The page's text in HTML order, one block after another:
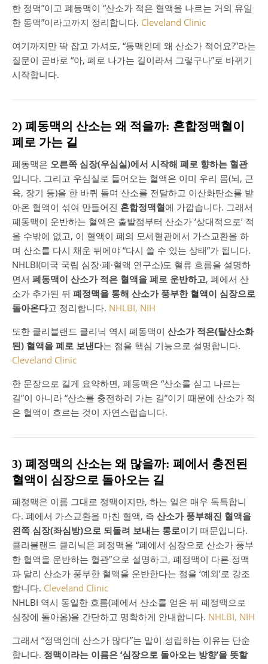
한 정맥”이고 폐동맥이 “산소가 적은 혈액을 나르는 거의 유일
한 동맥”이라고까지 정리합니다. Cleveland Clinic
여기까지만 딱 잡고 가셔도, “동맥인데 왜 산소가 적어요?”라는
질문이 곧바로 “아, 폐로 나가는 길이라서 그렇구나”로 바뀌기
시작합니다.
2) 폐동맥의 산소는 왜 적을까: 혼합정맥혈이
폐로 가는 길
폐동맥은 오른쪽 심장(우심실)에서 시작해 폐로 향하는 혈관
입니다. 그리고 우심실로 들어오는 혈액은 이미 우리 몸(뇌, 근
육, 장기 등)을 한 바퀴 돌며 산소를 전달하고 이산화탄소를 받
아온 혈액이 섞여 만들어진 혼합정맥혈에 가깝습니다. 그래서
폐동맥이 운반하는 혈액은 출발점부터 산소가 ‘상대적으로’ 적
을 수밖에 없고, 이 혈액이 폐의 모세혈관에서 가스교환을 하
며 산소를 다시 채운 뒤에야 “다시 쓸 수 있는 상태”가 됩니다.
NHLBI(미국 국립 심장·폐·혈액 연구소)도 혈류 흐름을 설명하
면서 폐동맥이 산소가 적은 혈액을 폐로 운반하고, 폐에서 산
소가 추가된 뒤 폐정맥을 통해 산소가 풍부한 혈액이 심장으로
돌아온다고 정리합니다. NHLBI, NIH
또한 클리블랜드 클리닉 역시 폐동맥이 산소가 적은(탈산소화
된) 혈액을 폐로 보낸다는 점을 핵심 기능으로 설명합니다.
Cleveland Clinic
한 문장으로 길게 요약하면, 폐동맥은 “산소를 싣고 나르는
길”이 아니라 “산소를 충전하러 가는 길”이기 때문에 산소가 적
은 혈액이 흐르는 것이 자연스럽습니다.
3) 폐정맥의 산소는 왜 많을까: 폐에서 충전된
혈액이 심장으로 돌아오는 길
폐정맥은 이름 그대로 정맥이지만, 하는 일은 매우 독특합니
다. 폐에서 가스교환을 마친 혈액, 즉 산소가 풍부해진 혈액을
왼쪽 심장(좌심방)으로 되돌려 보내는 통로이기 때문입니다.
클리블랜드 클리닉은 폐정맥을 “폐에서 심장으로 산소가 풍부
한 혈액을 운반하는 혈관”으로 설명하고, 폐정맥이 다른 정맥
과 달리 산소가 풍부한 혈액을 운반한다는 점을 ‘예외’로 강조
합니다. Cleveland Clinic
NHLBI 역시 동일한 흐름(폐에서 산소를 얻은 뒤 폐정맥으로
심장에 돌아옴)을 간단하고 명확하게 안내합니다. NHLBI, NIH
그래서 “정맥인데 산소가 많다”는 말이 성립하는 이유는 단순
합니다. 정맥이라는 이름은 ‘심장으로 돌아오는 방향’을 뜻할